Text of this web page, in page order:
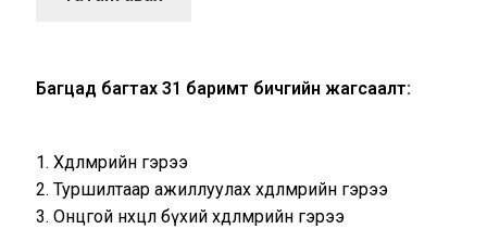
Багцад багтах 31 баримт бичгийн жагсаалт:
1. Хөдөлмөрийн гэрээ
2. Туршилтаар ажиллуулах хөдөлмөрийн гэрээ
3. Онцгой нөхцөл бүхий хөдөлмөрийн гэрээ